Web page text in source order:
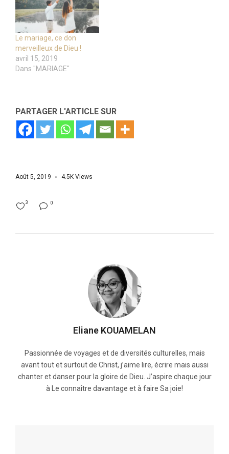
Le mariage, ce don
merveilleux de Dieu !
avril 15, 2019
Dans "MARIAGE"
PARTAGER L'ARTICLE SUR
Août 5, 2019 4.5K Views
0
3
Eliane KOUAMELAN
Passionnée de voyages et de diversités culturelles, mais
avant tout et surtout de Christ, j’aime lire, écrire mais aussi
chanter et danser pour la gloire de Dieu. J’aspire chaque jour
à Le connaître davantage et à faire Sa joie!